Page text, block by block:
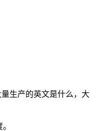
量生产的英文是什么，大